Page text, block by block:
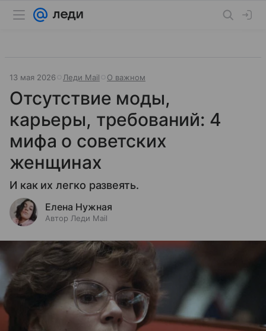
13 мая 2026 Леди Mail О важном
Отсутствие моды,
карьеры, требований: 4
мифа о советских
женщинах
И как их легко развеять.
Елена Нужная
Автор Леди Mail